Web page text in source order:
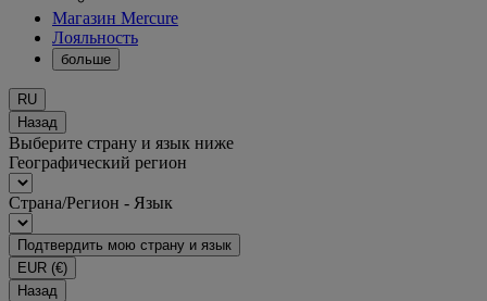
Магазин Mercure
Лояльность
больше
RU
Назад
Выберите страну и язык ниже
Географический регион
Страна/Регион - Язык
Подтвердить мою страну и язык
EUR (€)
Назад